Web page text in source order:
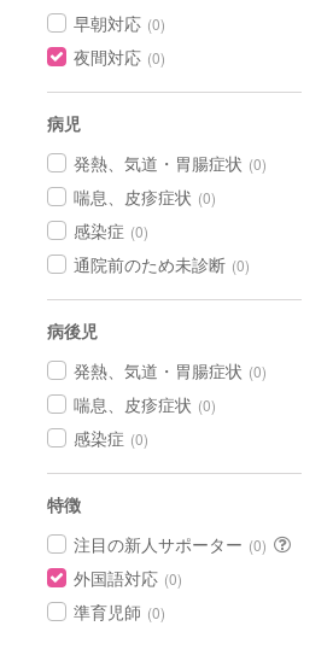
早朝対応 (0)
夜間対応 (0)
病児
発熱、気道・胃腸症状 (0)
喘息、皮疹症状 (0)
感染症 (0)
通院前のため未診断 (0)
病後児
発熱、気道・胃腸症状 (0)
喘息、皮疹症状 (0)
感染症 (0)
特徴
注目の新人サポーター (0)
外国語対応 (0)
準育児師 (0)